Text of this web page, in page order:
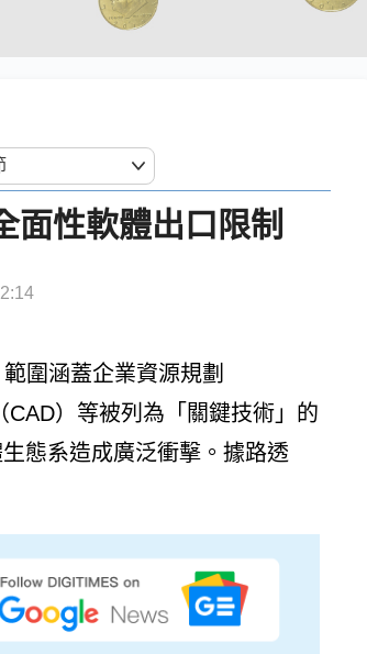
性軟體出口限制
圍涵蓋企業資源規劃
CAD）等被列為「關鍵技術」的
態系造成廣泛衝擊。據路透